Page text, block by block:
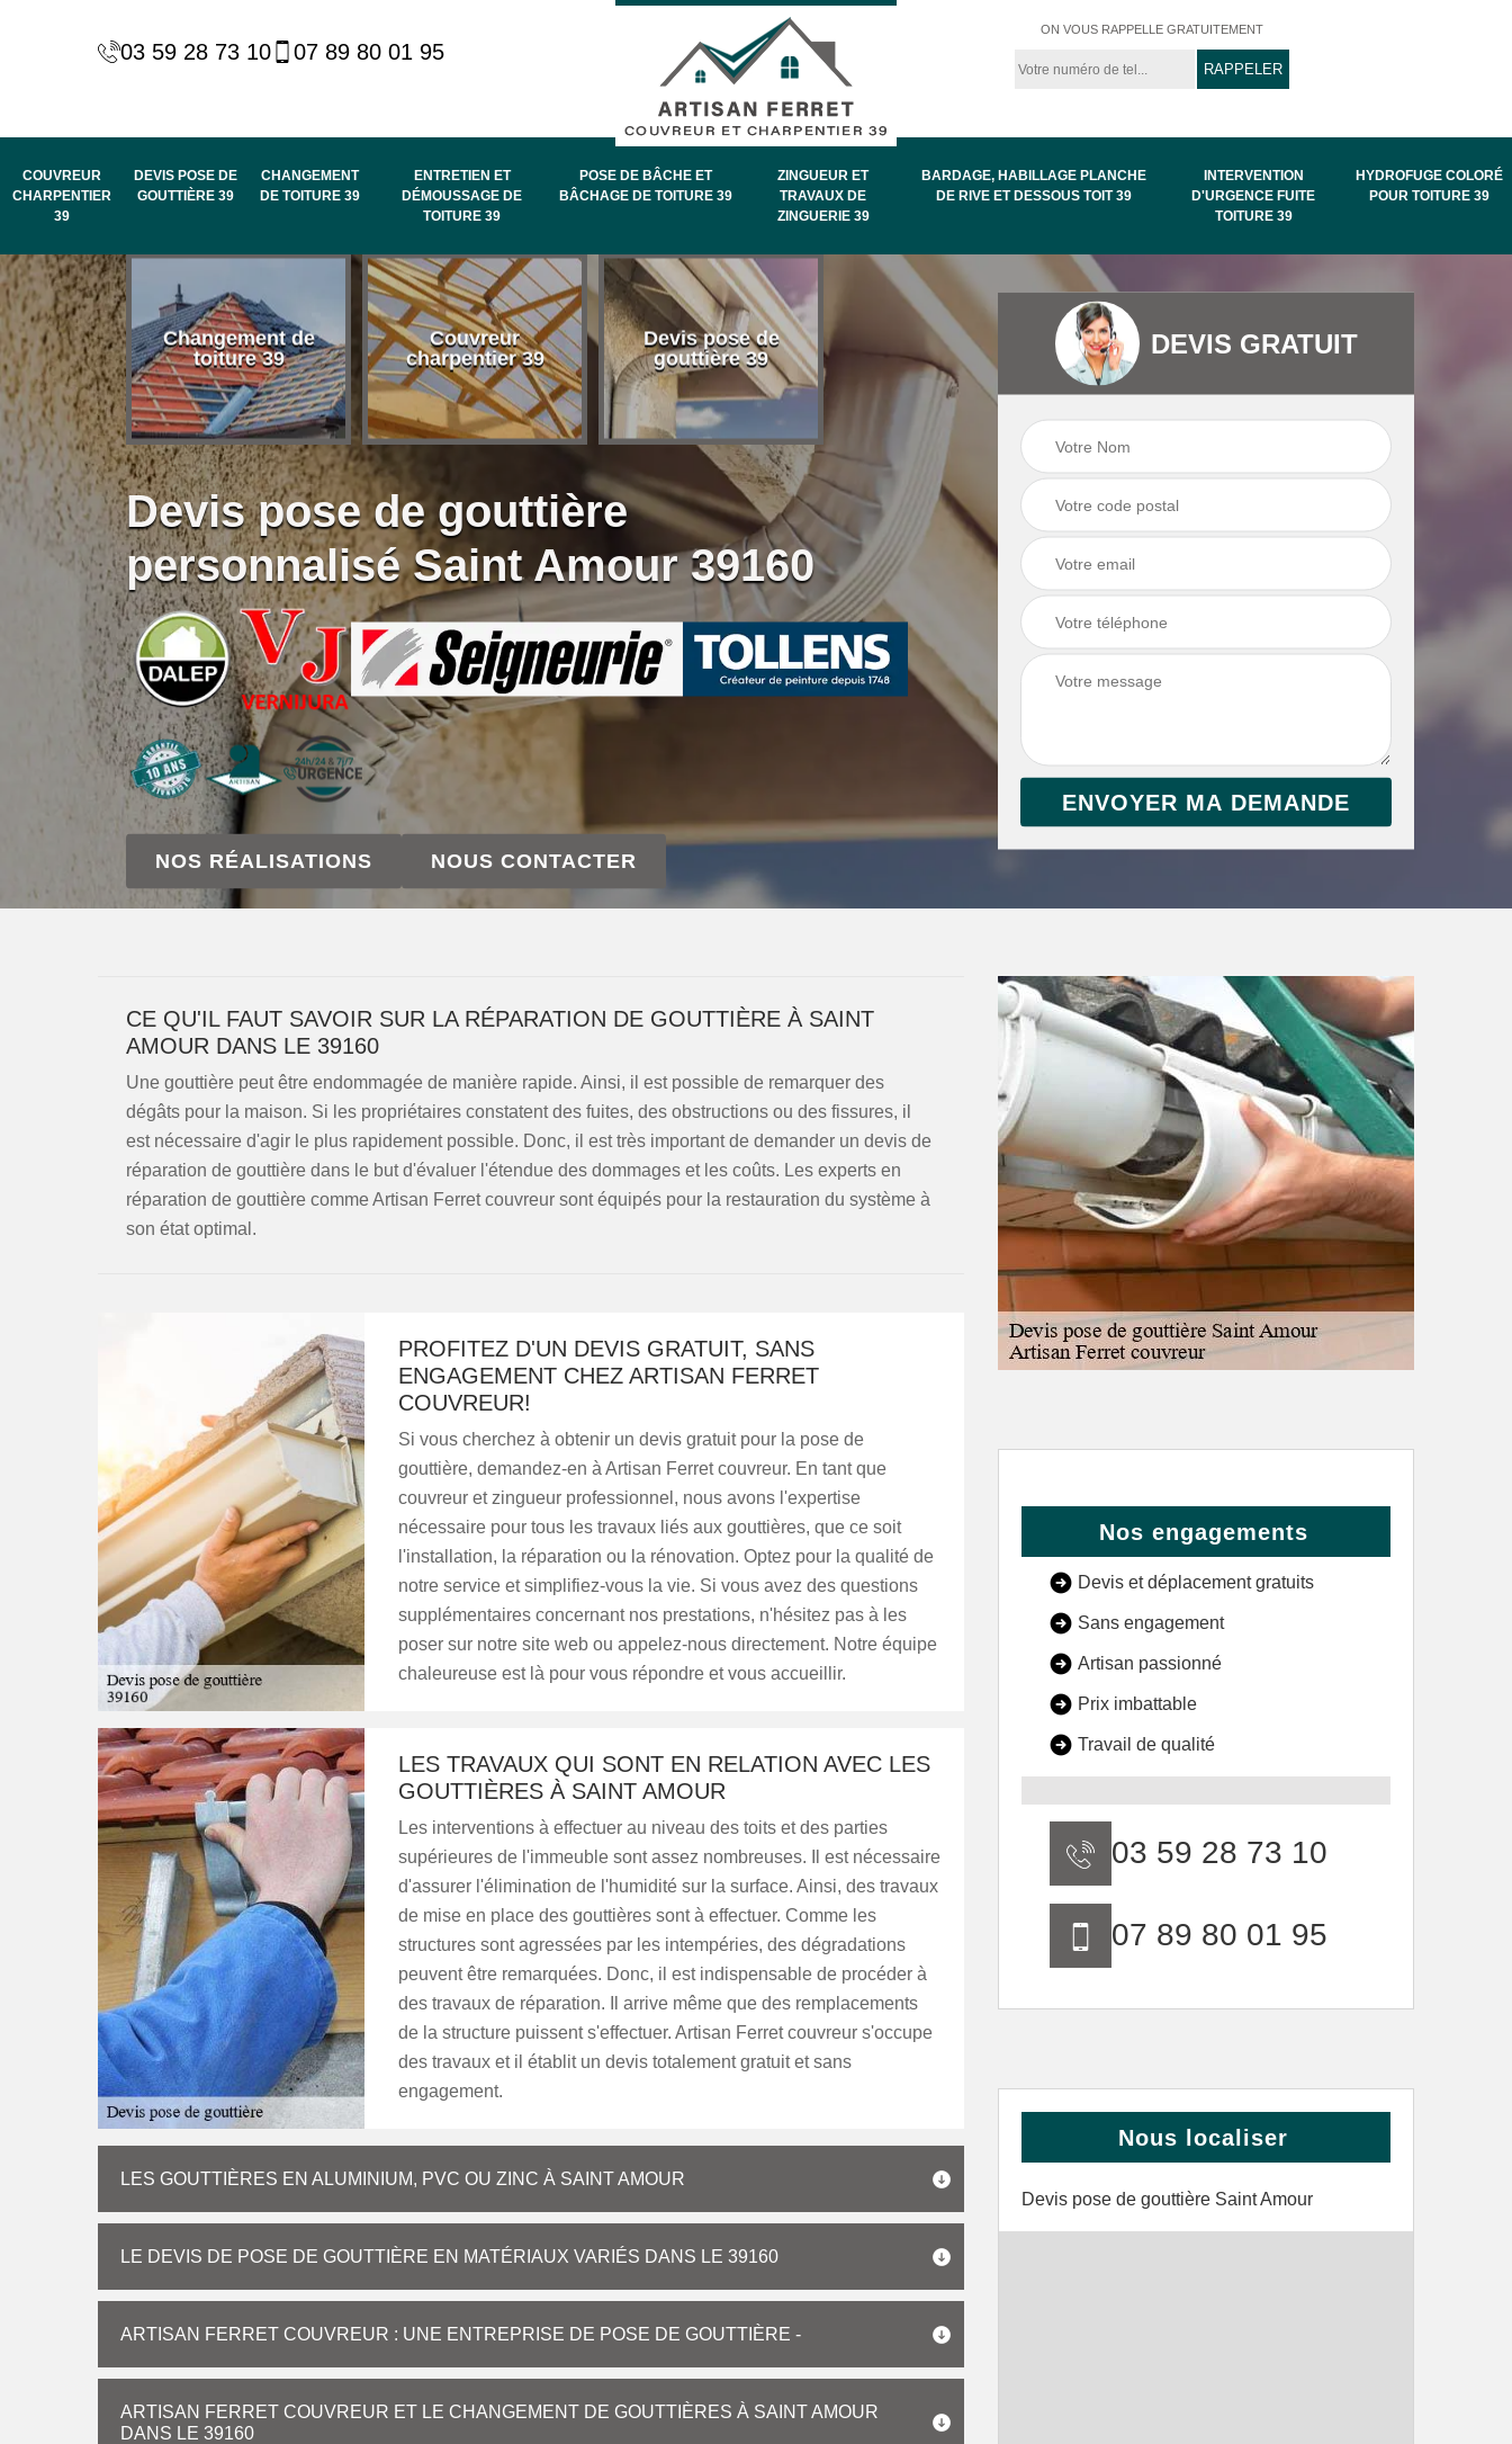
03 59 28 73 10 07 89 80 01 95
ON VOUS RAPPELLE GRATUITEMENT
COUVREUR
CHARPENTIER
39
DEVIS POSE DE
GOUTTIÈRE 39
CHANGEMENT
DE TOITURE 39
ENTRETIEN ET
DÉMOUSSAGE DE
TOITURE 39
POSE DE BÂCHE ET
BÂCHAGE DE TOITURE 39
ZINGUEUR ET
TRAVAUX DE
ZINGUERIE 39
BARDAGE, HABILLAGE PLANCHE
DE RIVE ET DESSOUS TOIT 39
INTERVENTION
D'URGENCE FUITE
TOITURE 39
HYDROFUGE COLORÉ
POUR TOITURE 39
habillage
rive et
toit 39
Changement de
toiture 39
Couvreur
charpentier 39
Devis pose de
gouttière 39
Entretien et
démoussage de
toiture 39
Hydrofuge coloré
pour toiture 39
d'urgence fuite
Devis pose de gouttière
personnalisé Saint Amour 39160
NOS RÉALISATIONS NOUS CONTACTER
DEVIS GRATUIT
CE QU'IL FAUT SAVOIR SUR LA RÉPARATION DE GOUTTIÈRE À SAINT
AMOUR DANS LE 39160
Une gouttière peut être endommagée de manière rapide. Ainsi, il est possible de remarquer des
dégâts pour la maison. Si les propriétaires constatent des fuites, des obstructions ou des fissures, il
est nécessaire d'agir le plus rapidement possible. Donc, il est très important de demander un devis de
réparation de gouttière dans le but d'évaluer l'étendue des dommages et les coûts. Les experts en
réparation de gouttière comme Artisan Ferret couvreur sont équipés pour la restauration du système à
son état optimal.
PROFITEZ D'UN DEVIS GRATUIT, SANS
ENGAGEMENT CHEZ ARTISAN FERRET
COUVREUR!
Si vous cherchez à obtenir un devis gratuit pour la pose de
gouttière, demandez-en à Artisan Ferret couvreur. En tant que
couvreur et zingueur professionnel, nous avons l'expertise
nécessaire pour tous les travaux liés aux gouttières, que ce soit
l'installation, la réparation ou la rénovation. Optez pour la qualité de
notre service et simplifiez-vous la vie. Si vous avez des questions
supplémentaires concernant nos prestations, n'hésitez pas à les
poser sur notre site web ou appelez-nous directement. Notre équipe
chaleureuse est là pour vous répondre et vous accueillir.
LES TRAVAUX QUI SONT EN RELATION AVEC LES
GOUTTIÈRES À SAINT AMOUR
Les interventions à effectuer au niveau des toits et des parties
supérieures de l'immeuble sont assez nombreuses. Il est nécessaire
d'assurer l'élimination de l'humidité sur la surface. Ainsi, des travaux
de mise en place des gouttières sont à effectuer. Comme les
structures sont agressées par les intempéries, des dégradations
peuvent être remarquées. Donc, il est indispensable de procéder à
des travaux de réparation. Il arrive même que des remplacements
de la structure puissent s'effectuer. Artisan Ferret couvreur s'occupe
des travaux et il établit un devis totalement gratuit et sans
engagement.
LES GOUTTIÈRES EN ALUMINIUM, PVC OU ZINC À SAINT AMOUR
LE DEVIS DE POSE DE GOUTTIÈRE EN MATÉRIAUX VARIÉS DANS LE 39160
ARTISAN FERRET COUVREUR : UNE ENTREPRISE DE POSE DE GOUTTIÈRE -
ARTISAN FERRET COUVREUR ET LE CHANGEMENT DE GOUTTIÈRES À SAINT AMOUR
DANS LE 39160
Nos engagements
Devis et déplacement gratuits
Sans engagement
Artisan passionné
Prix imbattable
Travail de qualité
03 59 28 73 10
07 89 80 01 95
Nous localiser
Devis pose de gouttière Saint Amour